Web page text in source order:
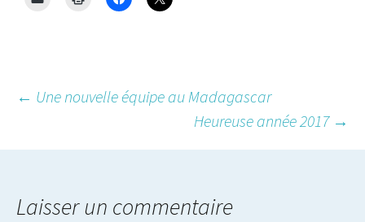
Post
navigation
← Une nouvelle équipe au Madagascar
Heureuse année 2017 →
Laisser un commentaire